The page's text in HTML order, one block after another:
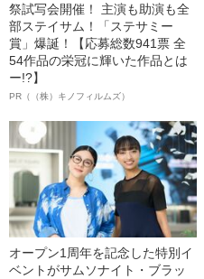
祭試写会開催！ 主演も助演も全
部ステイサム！「ステサミー
賞」爆誕！【応募総数941票 全
54作品の栄冠に輝いた作品とは
ー!?】
PR（（株）キノフィルムズ）
オープン1周年を記念した特別イ
ベントがサムソナイト・ブラッ